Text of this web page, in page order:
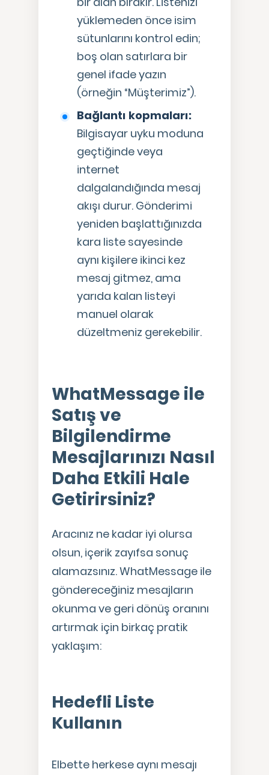
yüklemeden önce isim
sütunlarını kontrol edin;
boş olan satırlara bir
genel ifade yazın
(örneğin “Müşterimiz”).
Bağlantı kopmaları:
Bilgisayar uyku moduna
geçtiğinde veya
internet
dalgalandığında mesaj
akışı durur. Gönderimi
yeniden başlattığınızda
kara liste sayesinde
aynı kişilere ikinci kez
mesaj gitmez, ama
yarıda kalan listeyi
manuel olarak
düzeltmeniz gerekebilir.
WhatMessage ile
Satış ve
Bilgilendirme
Mesajlarınızı Nasıl
Daha Etkili Hale
Getirirsiniz?
Aracınız ne kadar iyi olursa
olsun, içerik zayıfsa sonuç
alamazsınız. WhatMessage ile
göndereceğiniz mesajların
okunma ve geri dönüş oranını
artırmak için birkaç pratik
yaklaşım:
Hedefli Liste
Kullanın
Elbette herkese aynı mesajı